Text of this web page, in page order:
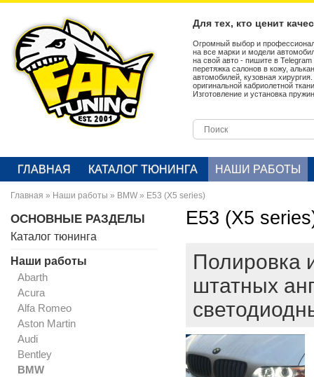
Для тех, кто ценит
Огромный выбор и
на все марки и модели
на свой авто - пишите в
перетяжка салонов в кожу,
автомобилей, кузовная
оригинальной кабриолетной
Изготовление и установка
ГЛАВНАЯ КАТАЛОГ ТЮНИНГА НАШИ РАБОТЫ
Главная » Наши работы » BMW » E53 (X5 series)
ОСНОВНЫЕ РАЗДЕЛЫ
Каталог тюнинга
Наши работы
Abarth
Acura
Alfa Romeo
Aston Martin
Audi
Bentley
BMW
E53 (X5
Полировка
штатных